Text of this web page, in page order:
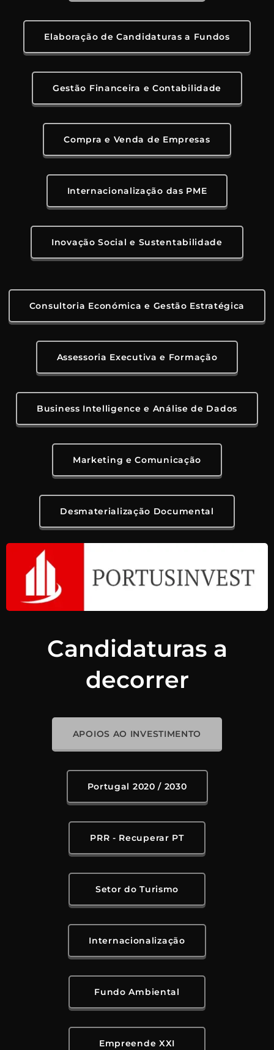
Elaboração de Candidaturas a Fundos
Gestão Financeira e Contabilidade
Compra e Venda de Empresas
Internacionalização das PME
Inovação Social e Sustentabilidade
Consultoria Económica e Gestão Estratégica
Assessoria Executiva e Formação
Business Intelligence e Análise de Dados
Marketing e Comunicação
Desmaterialização Documental
Candidaturas a
decorrer
APOIOS AO INVESTIMENTO
Portugal 2020 / 2030
PRR - Recuperar PT
Setor do Turismo
Internacionalização
Fundo Ambiental
Empreende XXI